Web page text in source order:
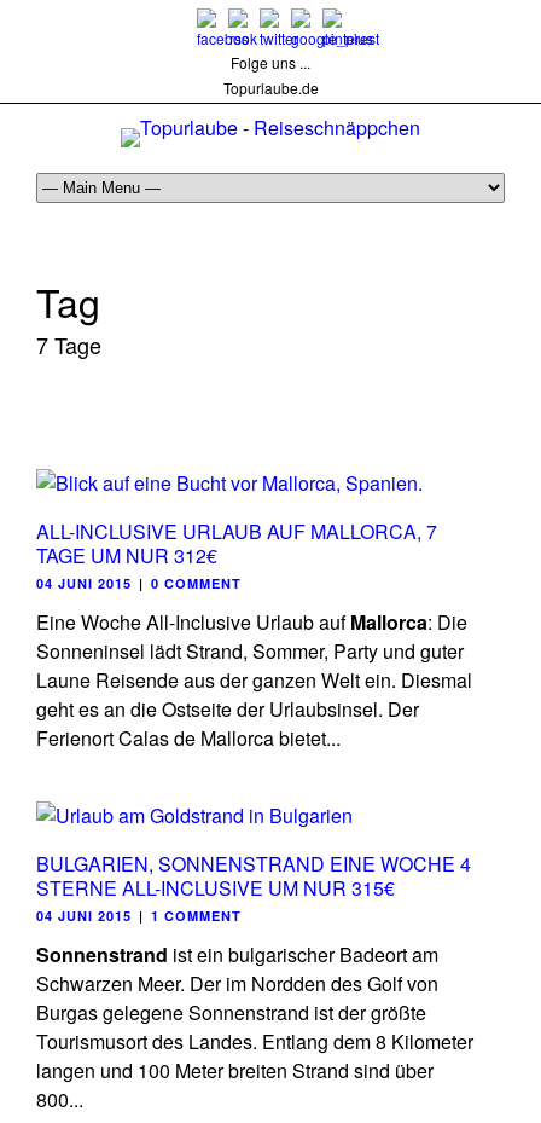
Folge uns ...
Topurlaube.de
Tag
7 Tage
ALL-INCLUSIVE URLAUB AUF MALLORCA, 7
TAGE UM NUR 312€
04 JUNI 2015 | 0 COMMENT
Eine Woche All-Inclusive Urlaub aufMallorca: Die
Sonneninsel lädt Strand, Sommer, Party und guter
Laune Reisende aus der ganzen Welt ein. Diesmal
geht es an die Ostseite der Urlaubsinsel. Der
Ferienort Calas de Mallorca bietet...
BULGARIEN, SONNENSTRAND EINE WOCHE 4
STERNE ALL-INCLUSIVE UM NUR 315€
04 JUNI 2015 | 1 COMMENT
Sonnenstrand ist ein bulgarischer Badeort am
Schwarzen Meer. Der im Nordden des Golf von
Burgas gelegene Sonnenstrand ist der größte
Tourismusort des Landes. Entlang dem 8 Kilometer
langen und 100 Meter breiten Strand sind über
800...